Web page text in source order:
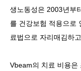
생노동성은 2003년부
를 건강보험 적용으로
료법으로 자리매김하
Vbeam의 치료 비용은